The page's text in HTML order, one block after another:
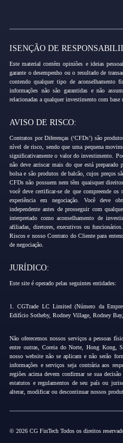
ISENÇÃO DE
Este material contém opiniões e ideias
garante o desempenho ou o resultado de
contendo qualquer tipo de aconselhamento
informações não são garantidas e não
relacionadas a qualquer investimento com base
AVISO DE RISCO:
Contratos por Diferenças (‘CFDs’) são
nível de risco, sendo que uma pequena
significativamente o valor do investimento.
não deve arriscar mais do que está preparado
bolsa e são produtos de balcão, cujos preços
CFDs não possuem nem têm quaisquer
você deve certificar-se de que compreende
experiência em negociação. Você deve
independente antes de prosseguir com
interpretado como aconselhamento de
afiliadas, diretores, executivos ou
Riscos e nosso Contrato do Cliente para
de negociação.
JURÍDICO:
Este site é operado pelas seguintes entidades:
1. CGTrade LC Limited (Número da
Edifício Sotheby, Rodney Village, Rodney
Não oferecemos nossos serviços a pessoas
entre outras, Coreia do Norte, Hong Kong,
nosso website não se aplicam e não serão
informações e serviços seja contrária aos
regiões acima devem confirmar se sua
estatutos e regulamentos de seu país ou
alterar, modificar ou descontinuar nossos
© 2026 CG FinTech Todos os direitos